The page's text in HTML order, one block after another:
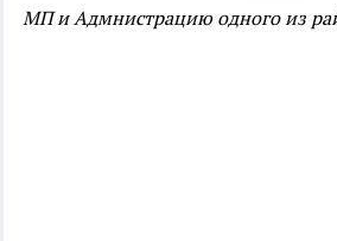
МП и Адмнистрацию одного из